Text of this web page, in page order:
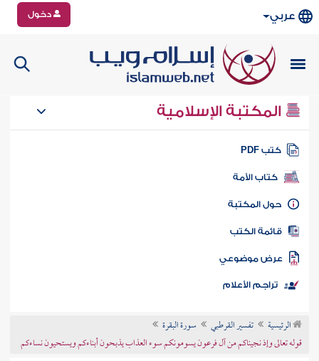
عربي دخول
المكتبة الإسلامية
كتب PDF
كتاب الأمة
المكتبة
الكتب
موضوعي
تراجم الأعلام
الرئيسية تفسير القرطبي
سورة البقرة
قوله تعالى وإذ نجيناكم من آل فرعون يسومونكم سوء العذاب يذبحون أبناءكم ويستحيون نساءكم